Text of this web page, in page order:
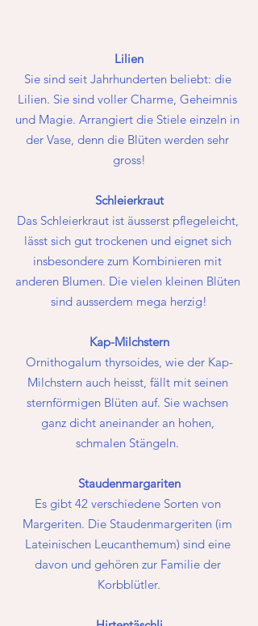
Lilien
Sie sind seit Jahrhunderten beliebt: die
Lilien. Sie sind voller Charme, Geheimnis
und Magie. Arrangiert die Stiele einzeln in
der Vase, denn die Blüten werden sehr
gross!
Schleierkraut
Das Schleierkraut ist äusserst pflegeleicht,
lässt sich gut trockenen und eignet sich
insbesondere zum Kombinieren mit
anderen Blumen. Die vielen kleinen Blüten
sind ausserdem mega herzig!
Kap-Milchstern
Ornithogalum thyrsoides, wie der Kap-
Milchstern auch heisst, fällt mit seinen
sternförmigen Blüten auf. Sie wachsen
ganz dicht aneinander an hohen,
schmalen Stängeln.
Staudenmargariten
Es gibt 42 verschiedene Sorten von
Margeriten. Die Staudenmargeriten (im
Lateinischen Leucanthemum) sind eine
davon und gehören zur Familie der
Korbblütler.